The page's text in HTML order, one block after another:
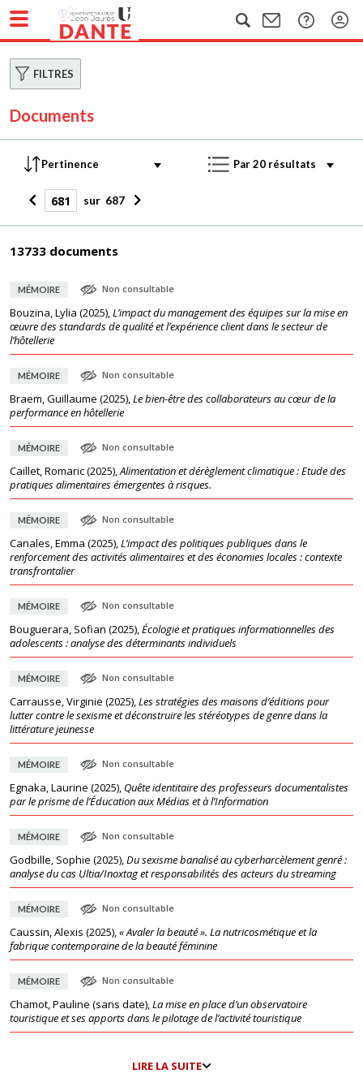
FILTRES
Documents
sur 687
13733 documents
MÉMOIRE Non consultable
Bouzina, Lylia (2025),L’impact du management des équipes sur la mise en
œuvre des standards de qualité et l’expérience client dans le secteur de
l’hôtellerie
MÉMOIRE Non consultable
Braem, Guillaume (2025),Le bien-être des collaborateurs au cœur de la
performance en hôtellerie
MÉMOIRE Non consultable
Caillet, Romaric(2025),Alimentation et dérèglement climatique : Etude des
pratiques alimentaires émergentes à risques.
MÉMOIRE Non consultable
Canales, Emma (2025),L’impact des politiques publiques dans le
renforcement des activités alimentaires et des économies locales : contexte
transfrontalier
MÉMOIRE Non consultable
Bouguerara, Sofian (2025),Écologie et pratiques informationnelles des
adolescents : analyse des déterminants individuels
MÉMOIRE Non consultable
Carrausse, Virginie (2025),Les stratégies des maisons d’éditions pour
lutter contre le sexisme et déconstruire les stéréotypes de genre dans la
littérature jeunesse
MÉMOIRE Non consultable
Egnaka, Laurine (2025), Quête identitaire des professeurs documentalistes
par le prisme de l’Éducation aux Médias et à l’Information
MÉMOIRE Non consultable
Godbille, Sophie (2025),Du sexisme banalisé au cyberharcèlement genré :
analyse du cas Ultia/Inoxtag et responsabilités des acteurs du streaming
MÉMOIRE Non consultable
Caussin, Alexis (2025),« Avaler la beauté ». La nutricosmétique et la
fabrique contemporaine de la beauté féminine
MÉMOIRE Non consultable
Chamot, Pauline (sans date),La mise en place d’un observatoire
touristique et ses apports dans le pilotage de l’activité touristique
LIRE LA SUITE